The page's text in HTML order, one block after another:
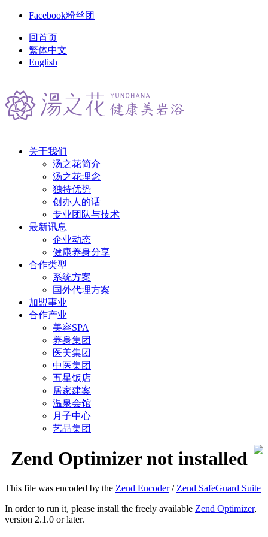
Facebook粉丝团
回首页
繁体中文
English
关于我们
汤之花简介
汤之花理念
独特优势
创办人的话
专业团队与技术
最新讯息
企业动态
健康养身分享
合作类型
系统方案
国外代理方案
加盟事业
合作产业
美容SPA
养身集团
医美集团
中医集团
五星饭店
居家建案
温泉会馆
月子中心
艺品集团
Zend Optimizer not installed
This file was encoded by the Zend Encoder/ Zend SafeGuard Suite
In order to run it, please install the freely available Zend Optimizer,
version 2.1.0 or later.